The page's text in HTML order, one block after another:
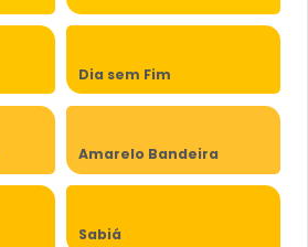
Dia sem Fim
Amarelo Bandeira
Sabiá